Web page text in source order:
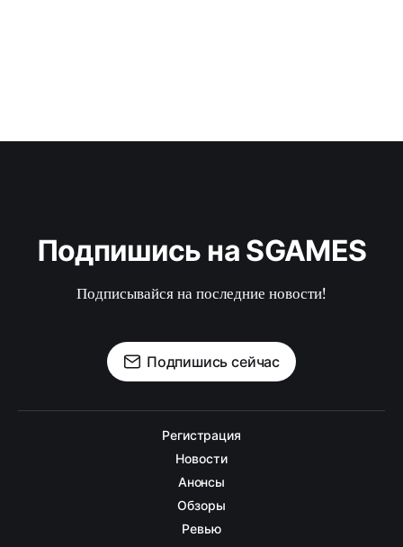
Подпишись на SGAMES
Подписывайся на последние новости!
Подпишись сейчас
Регистрация
Новости
Анонсы
Обзоры
Ревью